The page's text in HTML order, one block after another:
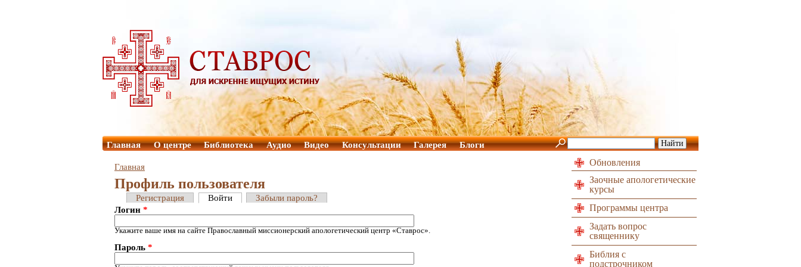
Главная О центре Библиотека Аудио Видео Консультации Галерея Блоги
Главная
Профиль пользователя
Регистрация Войти
Забыли пароль?
Логин *
Укажите ваше имя на сайте Православный миссионерский апологетический центр «Ставрос».
Пароль *
Обновления
Заочные апологетические
курсы
Программы центра
Задать вопрос
священнику
Библия с
подстрочником